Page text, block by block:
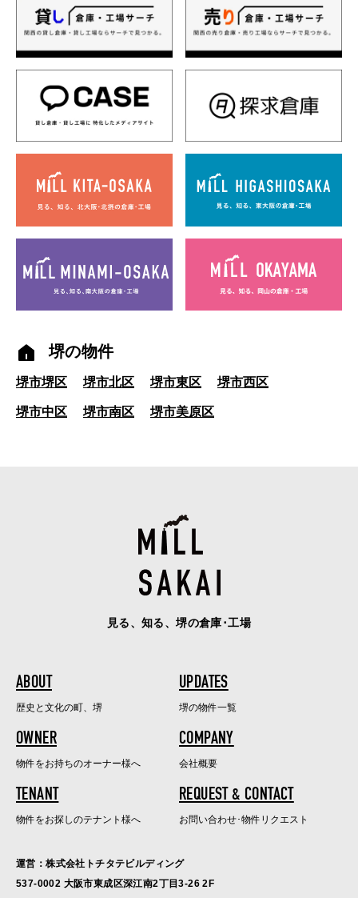
堺の物件
堺市堺区 堺市北区 堺市東区 堺市西区
堺市中区 堺市南区 堺市美原区
見る、知る、堺の倉庫･工場
ABOUT
歴史と文化の町、堺
UPDATES
堺の物件一覧
OWNER
物件をお持ちのオーナー様へ
COMPANY
会社概要
TENANT
物件をお探しのテナント様へ
REQUEST & CONTACT
お問い合わせ･物件リクエスト
運営：株式会社トチタテビルディング
537-0002 大阪市東成区深江南2丁目3-26 2F